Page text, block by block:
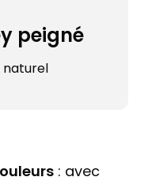
peigné
naturel
: avec